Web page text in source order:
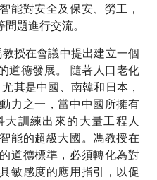
能對安全及保安、勞工，
題進行交流。
授在會議中提出建立一個
道德發展。 隨著人口老化
其是中國、南韓和日本，
力之一，當中中國所擁有
訓練出來的大量工程人
能的超級大國。馮教授在
道德標準，必須轉化為對
敏感度的應用指引，以促